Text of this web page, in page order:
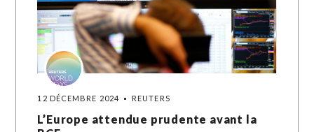
12 DÉCEMBRE 2024 REUTERS
L’Europe attendue prudente avant la